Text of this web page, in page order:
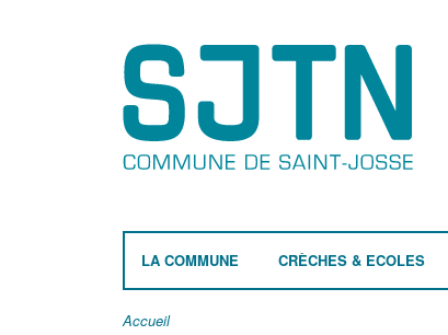
LA COMMUNE CRÈCHES & ECOLES
Accueil